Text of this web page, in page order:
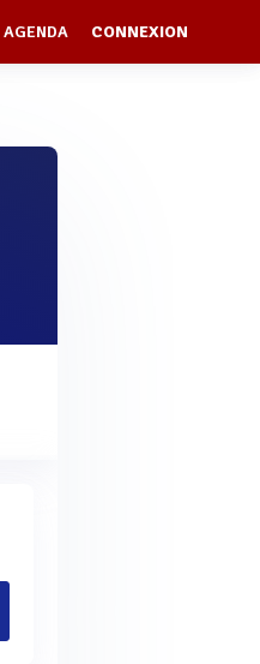
AGENDA CONNEXION